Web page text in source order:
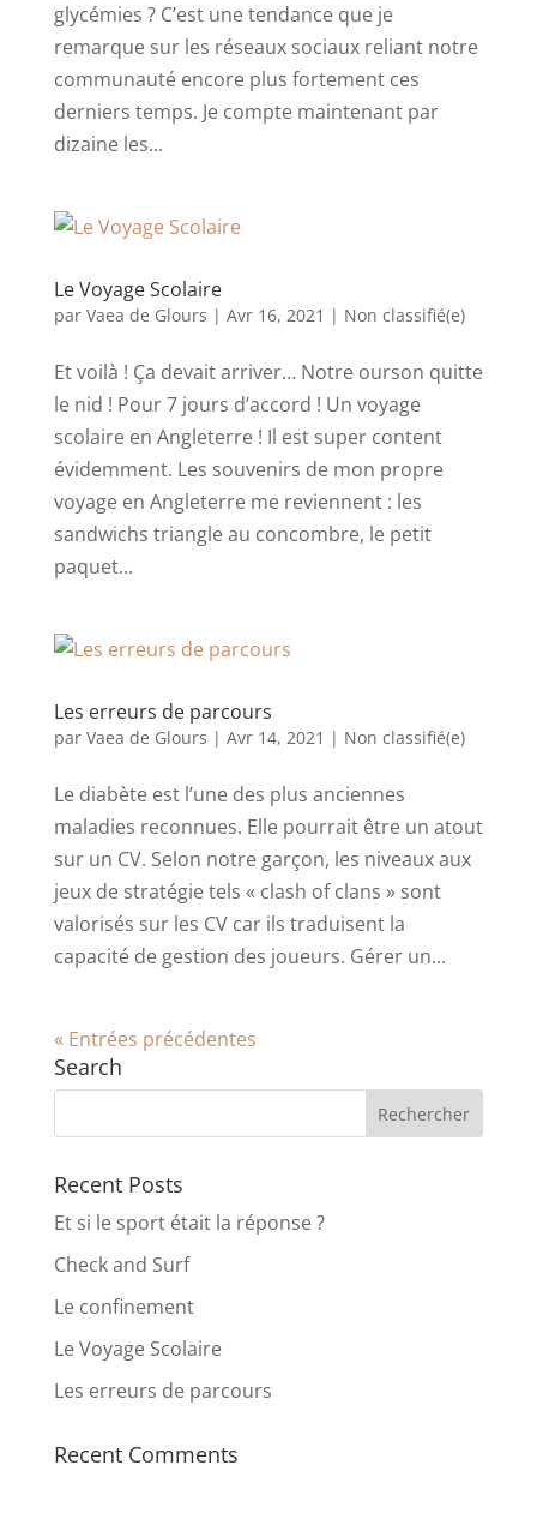
glycémies ? C’est une tendance que je
remarque sur les réseaux sociaux reliant notre
communauté encore plus fortement ces
derniers temps. Je compte maintenant par
dizaine les...
Le Voyage Scolaire
par Vaea de Glours | Avr 16, 2021 | Non classifié(e)
Et voilà ! Ça devait arriver… Notre ourson quitte
le nid ! Pour 7 jours d’accord ! Un voyage
scolaire en Angleterre ! Il est super content
évidemment. Les souvenirs de mon propre
voyage en Angleterre me reviennent : les
sandwichs triangle au concombre, le petit
paquet...
Les erreurs de parcours
par Vaea de Glours | Avr 14, 2021 | Non classifié(e)
Le diabète est l’une des plus anciennes
maladies reconnues. Elle pourrait être un atout
sur un CV. Selon notre garçon, les niveaux aux
jeux de stratégie tels « clash of clans » sont
valorisés sur les CV car ils traduisent la
capacité de gestion des joueurs. Gérer un...
« Entrées précédentes
Search
Recent Posts
Et si le sport était la réponse ?
Check and Surf
Le confinement
Le Voyage Scolaire
Les erreurs de parcours
Recent Comments